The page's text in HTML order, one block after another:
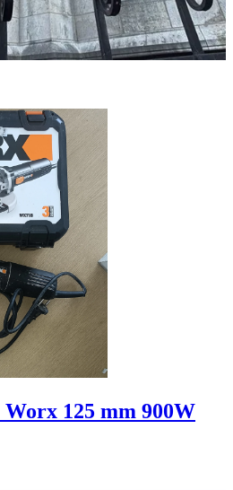
Worx 125 mm 900W